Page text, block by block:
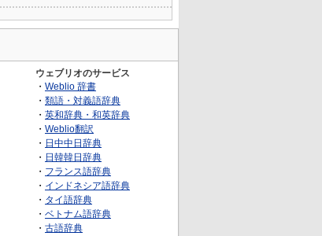
ウェブリオのサービス
・ Weblio 辞書
・ 類語・対義語辞典
・ 英和辞典・和英辞典
・ Weblio翻訳
・ 日中中日辞典
・ 日韓韓日辞典
・ フランス語辞典
・ インドネシア語辞典
・ タイ語辞典
・ ベトナム語辞典
・ 古語辞典